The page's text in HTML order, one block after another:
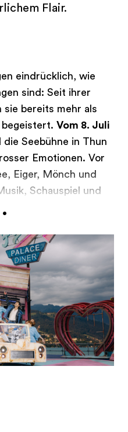
Flair.
eindrücklich, wie
sind: Seit ihrer
sie bereits mehr als
Vom 8. Juli
die Seebühne in Thun
Emotionen. Vor
Eiger, Mönch und
Schauspiel und
Europas. Nach
West Side Story,
von Notre Dame
weiterer
dem Programm.